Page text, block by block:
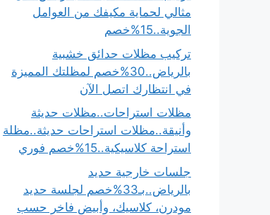
مثالي لحماية مكيفك من العوامل
الجوية..15%خصم
تركيب مظلات حدائق خشبية
بالرياض..30%خصم لمظلتك المميزة
في انتظارك اتصل الآن
مظلات استراحات..مظلات حديثة
وأنيقة..مظلات استراحات حديثة..مظلة
استراحة كلاسيكية..15%خصم فوري
جلسات خارجية حديد
بالرياض..بـ33%خصم لجلسة حديد
مودرن، كلاسيك، وأبيض فاخر حسب